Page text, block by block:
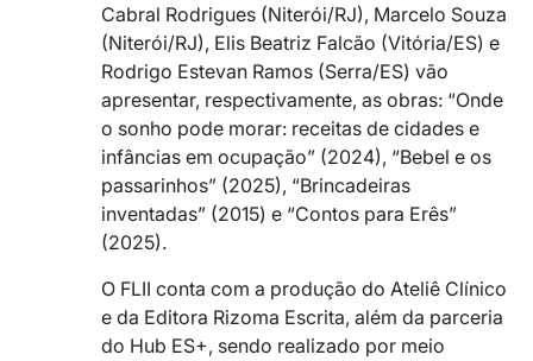
Cabral Rodrigues (Niterói/RJ), Marcelo Souza
(Niterói/RJ), Elis Beatriz Falcão (Vitória/ES) e
Rodrigo Estevan Ramos (Serra/ES) vão
apresentar, respectivamente, as obras: “Onde
o sonho pode morar: receitas de cidades e
infâncias em ocupação” (2024), “Bebel e os
passarinhos” (2025), “Brincadeiras
inventadas” (2015) e “Contos para Erês”
(2025).
O FLII conta com a produção do Ateliê Clínico
e da Editora Rizoma Escrita, além da parceria
do Hub ES+, sendo realizado por meio